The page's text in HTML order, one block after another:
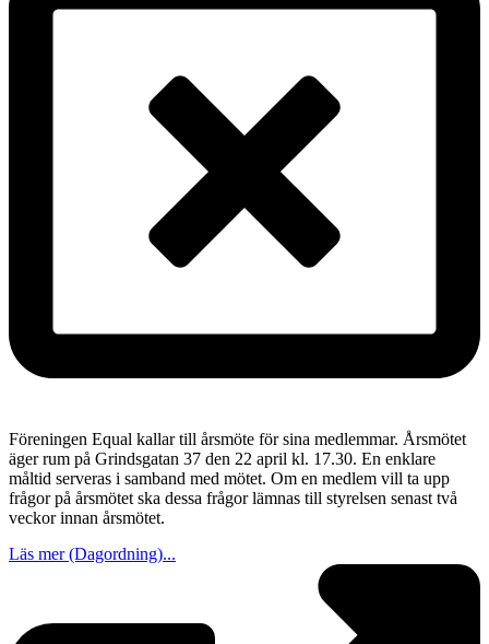
Föreningen Equal kallar till årsmöte för sina medlemmar. Årsmötet
äger rum på Grindsgatan 37 den 22 april kl. 17.30. En enklare
måltid serveras i samband med mötet. Om en medlem vill ta upp
frågor på årsmötet ska dessa frågor lämnas till styrelsen senast två
veckor innan årsmötet.
Läs mer (Dagordning)...